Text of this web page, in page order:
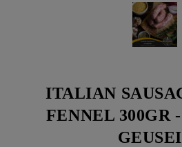
ITALIAN
FENNEL 300GR